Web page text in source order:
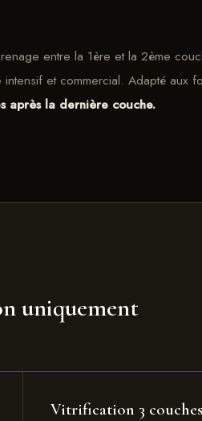
entre la 1ère et la 2ème
et commercial. Adapté aux
après la dernière couche.
uniquement
Vitrification 3 couches